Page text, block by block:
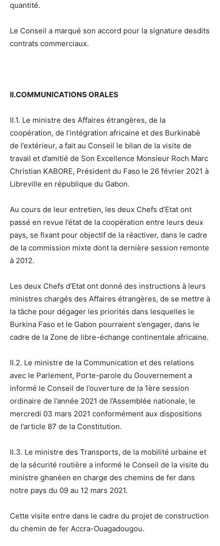
quantité.
Le Conseil a marqué son accord pour la signature desdits
contrats commerciaux.
II.COMMUNICATIONS ORALES
II.1. Le ministre des Affaires étrangères, de la
coopération, de l’intégration africaine et des Burkinabè
de l’extérieur, a fait au Conseil le bilan de la visite de
travail et d’amitié de Son Excellence Monsieur Roch Marc
Christian KABORE, Président du Faso le 26 février 2021 à
Libreville en république du Gabon.
Au cours de leur entretien, les deux Chefs d’Etat ont
passé en revue l’état de la coopération entre leurs deux
pays, se fixant pour objectif de la réactiver, dans le cadre
de la commission mixte dont la dernière session remonte
à 2012.
Les deux Chefs d’Etat ont donné des instructions à leurs
ministres chargés des Affaires étrangères, de se mettre à
la tâche pour dégager les priorités dans lesquelles le
Burkina Faso et le Gabon pourraient s’engager, dans le
cadre de la Zone de libre-échange continentale africaine.
II.2. Le ministre de la Communication et des relations
avec le Parlement, Porte-parole du Gouvernement a
informé le Conseil de l’ouverture de la 1ère session
ordinaire de l’année 2021 de l’Assemblée nationale, le
mercredi 03 mars 2021 conformément aux dispositions
de l’article 87 de la Constitution.
II.3. Le ministre des Transports, de la mobilité urbaine et
de la sécurité routière a informé le Conseil de la visite du
ministre ghanéen en charge des chemins de fer dans
notre pays du 09 au 12 mars 2021.
Cette visite entre dans le cadre du projet de construction
du chemin de fer Accra-Ouagadougou.